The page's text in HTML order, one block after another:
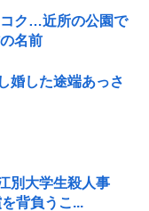
ク…近所の公園で
名前
婚した途端あっさ
別大学生殺人事
背負うこ...